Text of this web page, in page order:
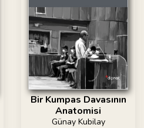
Bir Kumpas Davasının
Anatomisi
Günay Kubilay